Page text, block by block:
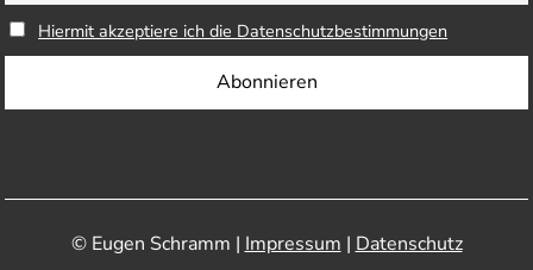
Hiermit akzeptiere ich die Datenschutzbestimmungen
© Eugen Schramm | Impressum | Datenschutz